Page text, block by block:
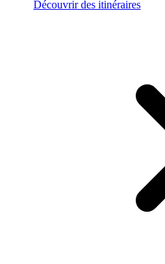
Découvrir des itinéraires